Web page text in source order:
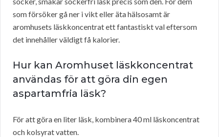
som försöker gå ner i vikt eller äta hälsosamt är
aromhusets läskkoncentrat ett fantastiskt val eftersom
det innehåller väldigt få kalorier.
Hur kan Aromhuset läskkoncentrat
användas för att göra din egen
aspartamfria läsk?
För att göra en liter läsk, kombinera 40 ml läskoncentrat
och kolsyrat vatten.